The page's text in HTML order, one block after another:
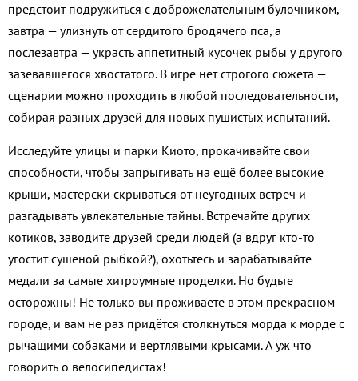
предстоит подружиться с доброжелательным булочником,
завтра — улизнуть от сердитого бродячего пса, а
послезавтра — украсть аппетитный кусочек рыбы у другого
зазевавшегося хвостатого. В игре нет строгого сюжета —
сценарии можно проходить в любой последовательности,
собирая разных друзей для новых пушистых испытаний.
Исследуйте улицы и парки Киото, прокачивайте свои
способности, чтобы запрыгивать на ещё более высокие
крыши, мастерски скрываться от неугодных встреч и
разгадывать увлекательные тайны. Встречайте других
котиков, заводите друзей среди людей (а вдруг кто-то
угостит сушёной рыбкой?), охотьтесь и зарабатывайте
медали за самые хитроумные проделки. Но будьте
осторожны! Не только вы проживаете в этом прекрасном
городе, и вам не раз придётся столкнуться морда к морде с
рычащими собаками и вертлявыми крысами. А уж что
говорить о велосипедистах!